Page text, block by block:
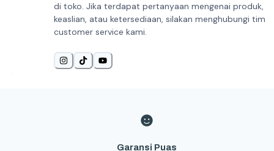
di toko. Jika terdapat pertanyaan mengenai produk,
keaslian, atau ketersediaan, silakan menghubungi tim
customer service kami.
Garansi Puas